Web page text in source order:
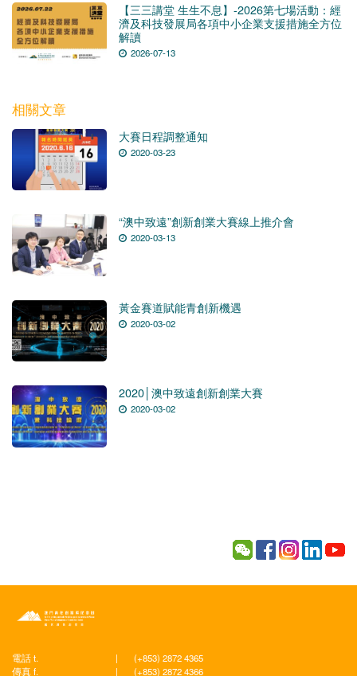
【三三講堂 生生不息】-2026第七場活動：經
濟及科技發展局各項中小企業支援措施全方位
解讀
2026-07-13
相關文章
大賽日程調整通知
2020-03-23
“澳中致遠”創新創業大賽線上推介會
2020-03-13
黃金賽道賦能青創新機遇
2020-03-02
2020│澳中致遠創新創業大賽
2020-03-02
電話 t. |
(+853) 2872 4365
傳真 f.
| (+853) 2872 4366